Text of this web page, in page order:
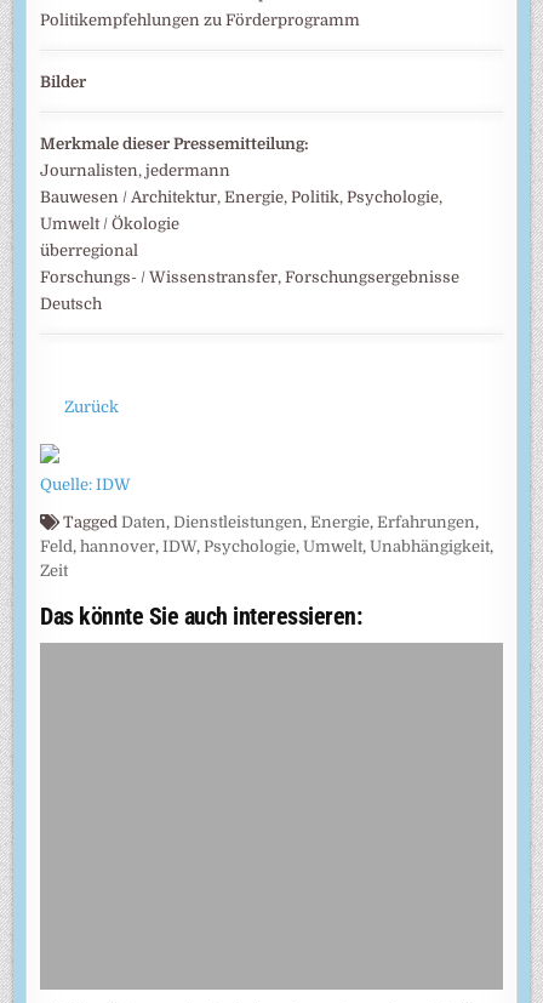
Politikempfehlungen zu Förderprogramm
Bilder
Merkmale dieser Pressemitteilung:
Journalisten, jedermann
Bauwesen / Architektur, Energie, Politik, Psychologie,
Umwelt / Ökologie
überregional
Forschungs- / Wissenstransfer, Forschungsergebnisse
Deutsch
Zurück
Quelle: IDW
TaggedDaten,Dienstleistungen,Energie,Erfahrungen,
Feld,hannover,IDW,Psychologie,Umwelt,Unabhängigkeit,
Zeit
Das könnte Sie auch interessieren: